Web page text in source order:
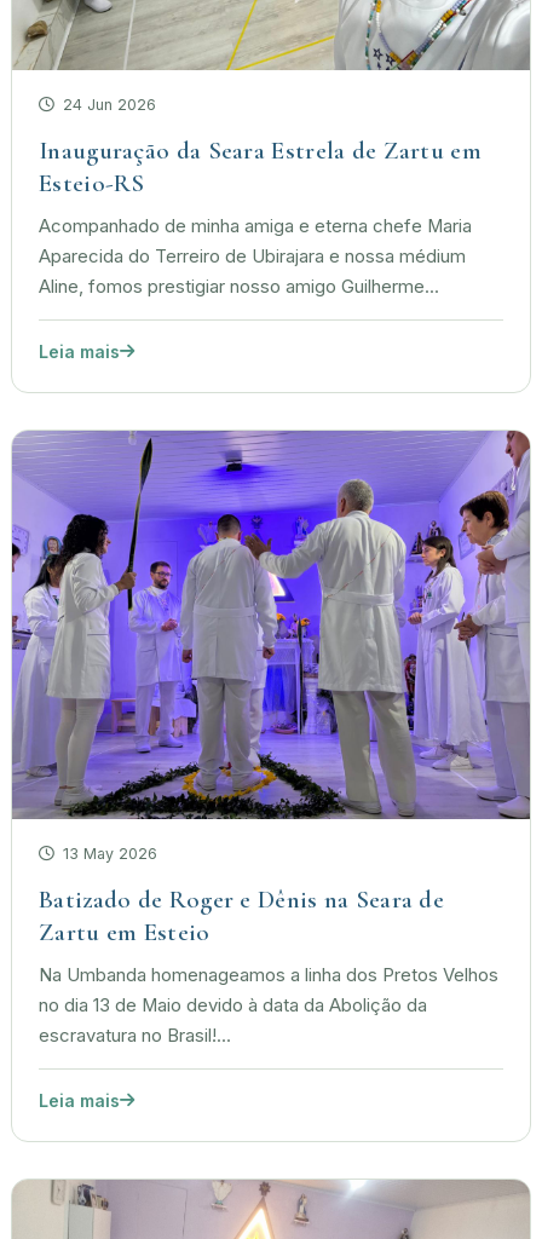
24 Jun 2026
Inauguração da Seara Estrela de Zartu em
Esteio-RS
Acompanhado de minha amiga e eterna chefe Maria
Aparecida do Terreiro de Ubirajara e nossa médium
Aline, fomos prestigiar nosso amigo Guilherme...
Leia mais
13 May 2026
Batizado de Roger e Dênis na Seara de
Zartu em Esteio
Na Umbanda homenageamos a linha dos Pretos Velhos
no dia 13 de Maio devido à data da Abolição da
escravatura no Brasil!...
Leia mais